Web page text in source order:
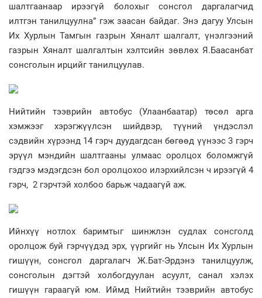
шалтгаанаар ирээгүй болохыг сонсгол даргалагчид
илтгэн танилцуулна” гэж заасан байдаг. Энэ дагуу Улсын
Их Хурлын Тамгын газрын Хяналт шалгалт, үнэлгээний
газрын Хяналт шалгалтын хэлтсийн зөвлөх Я.Баасанбат
сонсголын ирцийг танилцуулав.
Нийтийн тээврийн автобус (Улаанбаатар) төсөл арга
хэмжээг хэрэгжүүлсэн шийдвэр, түүний үндэслэл
сэдвийн хүрээнд 14 гэрч дуудагдсан бөгөөд үүнээс 3 гэрч
эрүүл мэндийн шалтгааны улмаас оролцох боломжгүй
гэдгээ мэдэгдсэн бол оролцохоо илэрхийлсэн ч ирээгүй 4
гэрч, 2 гэрчтэй холбоо барьж чадаагүй аж.
Ийнхүү нотлох баримтыг шинжлэн судлах сонсголд
оролцож буй гэрчүүдэд эрх, үүргийг нь Улсын Их Хурлын
гишүүн, сонсгол даргалагч Ж.Бат-Эрдэнэ танилцуулж,
сонсголын дэгтэй холбогдуулан асуулт, санал хэлэх
гишүүн гараагүй юм. Иймд Нийтийн тээврийн автобус